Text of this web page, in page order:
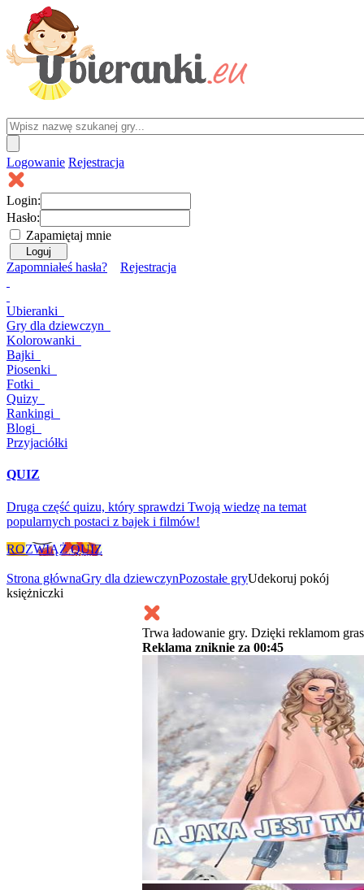
Logowanie Rejestracja
Login:
Hasło:
Zapamiętaj mnie
Zapomniałeś hasła? Rejestracja
Ubieranki
Gry dla dziewczyn
Kolorowanki
Bajki
Piosenki
Fotki
Quizy
Rankingi
Blogi
Przyjaciółki
QUIZ
Druga część quizu, który sprawdzi Twoją wiedzę na temat
popularnych postaci z bajek i filmów!
ROZWIĄŻ QUIZ
Strona głównaGry dla dziewczynPozostałe gryUdekoruj pokój
księżniczki
Trwa ładowanie gry. Dzięki reklamom
Reklama zniknie za 00:45